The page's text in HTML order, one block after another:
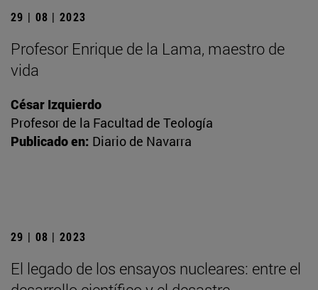
29 | 08 | 2023
Profesor Enrique de la Lama, maestro de
vida
César Izquierdo
Profesor de la Facultad de Teología
Publicado en: Diario de Navarra
29 | 08 | 2023
El legado de los ensayos nucleares: entre el